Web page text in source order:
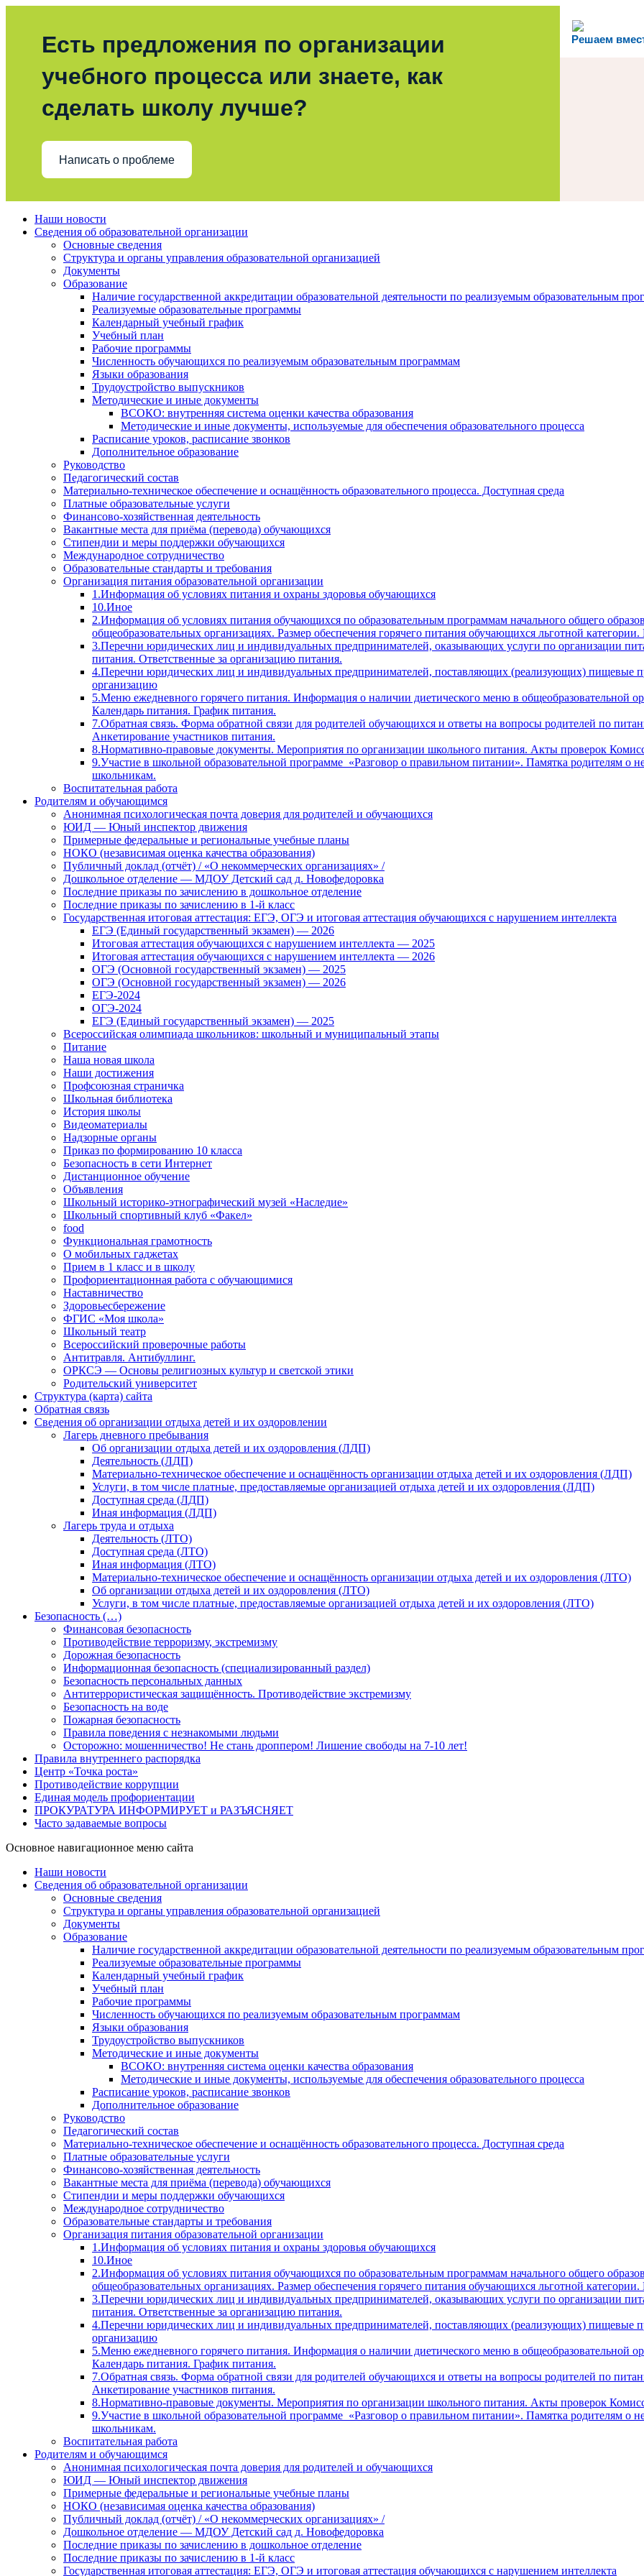
Решаем
Есть предложения по организации
учебного процесса или знаете, как
сделать школу лучше?
Написать о проблеме
Наши новости
Сведения об образовательной организации
Основные сведения
Структура и органы управления образовательной организацией
Документы
Образование
Наличие государственной аккредитации образовательной деятельности по реализуемым образовательным
Реализуемые образовательные программы
Календарный учебный график
Учебный план
Рабочие программы
Численность обучающихся по реализуемым образовательным программам
Языки образования
Трудоустройство выпускников
Методические и иные документы
ВСОКО: внутренняя система оценки качества образования
Методические и иные документы, используемые для обеспечения образовательного процесса
Расписание уроков, расписание звонков
Дополнительное образование
Руководство
Педагогический состав
Материально-техническое обеспечение и оснащённость образовательного процесса. Доступная среда
Платные образовательные услуги
Финансово-хозяйственная деятельность
Вакантные места для приёма (перевода) обучающихся
Стипендии и меры поддержки обучающихся
Международное сотрудничество
Образовательные стандарты и требования
Организация питания образовательной организации
1.Информация об условиях питания и охраны здоровья обучающихся
10.Иное
2.Информация об условиях питания обучающихся по образовательным программам начального общего
общеобразовательных организациях. Размер обеспечения горячего питания обучающихся льготной
3.Перечни юридических лиц и индивидуальных предпринимателей, оказывающих услуги по организации
питания. Ответственные за организацию питания.
4.Перечни юридических лиц и индивидуальных предпринимателей, поставляющих (реализующих) пищевые
организацию
5.Меню ежедневного горячего питания. Информация о наличии диетического меню в общеобразовательной
Календарь питания. График питания.
7.Обратная связь. Форма обратной связи для родителей обучающихся и ответы на вопросы родителей по
Анкетирование участников питания.
8.Нормативно-правовые документы. Мероприятия по организации школьного питания. Акты проверок
9.Участие в школьной образовательной программе «Разговор о правильном питании». Памятка родителям о
школьникам.
Воспитательная работа
Родителям и обучающимся
Анонимная психологическая почта доверия для родителей и обучающихся
ЮИД — Юный инспектор движения
Примерные федеральные и региональные учебные планы
НОКО (независимая оценка качества образования)
Публичный доклад (отчёт) / «О некоммерческих организациях» /
Дошкольное отделение — МДОУ Детский сад д. Новофедоровка
Последние приказы по зачислению в дошкольное отделение
Последние приказы по зачислению в 1-й класс
Государственная итоговая аттестация: ЕГЭ, ОГЭ и итоговая аттестация обучающихся с нарушением интеллекта
ЕГЭ (Единый государственный экзамен) — 2026
Итоговая аттестация обучающихся с нарушением интеллекта — 2025
Итоговая аттестация обучающихся с нарушением интеллекта — 2026
ОГЭ (Основной государственный экзамен) — 2025
ОГЭ (Основной государственный экзамен) — 2026
ЕГЭ-2024
ОГЭ-2024
ЕГЭ (Единый государственный экзамен) — 2025
Всероссийская олимпиада школьников: школьный и муниципальный этапы
Питание
Наша новая школа
Наши достижения
Профсоюзная страничка
Школьная библиотека
История школы
Видеоматериалы
Надзорные органы
Приказ по формированию 10 класса
Безопасность в сети Интернет
Дистанционное обучение
Объявления
Школьный историко-этнографический музей «Наследие»
Школьный спортивный клуб «Факел»
food
Функциональная грамотность
О мобильных гаджетах
Прием в 1 класс и в школу
Профориентационная работа с обучающимися
Наставничество
Здоровьесбережение
ФГИС «Моя школа»
Школьный театр
Всероссийский проверочные работы
Антитравля. Антибуллинг.
ОРКСЭ — Основы религиозных культур и светской этики
Родительский университет
Структура (карта) сайта
Обратная связь
Сведения об организации отдыха детей и их оздоровлении
Лагерь дневного пребывания
Об организации отдыха детей и их оздоровления (ЛДП)
Деятельность (ЛДП)
Материально-техническое обеспечение и оснащённость организации отдыха детей и их оздоровления (ЛДП)
Услуги, в том числе платные, предоставляемые организацией отдыха детей и их оздоровления (ЛДП)
Доступная среда (ЛДП)
Иная информация (ЛДП)
Лагерь труда и отдыха
Деятельность (ЛТО)
Доступная среда (ЛТО)
Иная информация (ЛТО)
Материально-техническое обеспечение и оснащённость организации отдыха детей и их оздоровления (ЛТО)
Об организации отдыха детей и их оздоровления (ЛТО)
Услуги, в том числе платные, предоставляемые организацией отдыха детей и их оздоровления (ЛТО)
Безопасность (…)
Финансовая безопасность
Противодействие терроризму, экстремизму
Дорожная безопасность
Информационная безопасность (специализированный раздел)
Безопасность персональных данных
Антитеррористическая защищённость. Противодействие экстремизму
Безопасность на воде
Пожарная безопасность
Правила поведения с незнакомыми людьми
Осторожно: мошенничество! Не стань дроппером! Лишение свободы на 7-10 лет!
Правила внутреннего распорядка
Центр «Точка роста»
Противодействие коррупции
Единая модель профориентации
ПРОКУРАТУРА ИНФОРМИРУЕТ и РАЗЪЯСНЯЕТ
Часто задаваемые вопросы
Основное навигационное меню сайта
Наши новости
Сведения об образовательной организации
Основные сведения
Структура и органы управления образовательной организацией
Документы
Образование
Наличие государственной аккредитации образовательной деятельности по реализуемым образовательным
Реализуемые образовательные программы
Календарный учебный график
Учебный план
Рабочие программы
Численность обучающихся по реализуемым образовательным программам
Языки образования
Трудоустройство выпускников
Методические и иные документы
ВСОКО: внутренняя система оценки качества образования
Методические и иные документы, используемые для обеспечения образовательного процесса
Расписание уроков, расписание звонков
Дополнительное образование
Руководство
Педагогический состав
Материально-техническое обеспечение и оснащённость образовательного процесса. Доступная среда
Платные образовательные услуги
Финансово-хозяйственная деятельность
Вакантные места для приёма (перевода) обучающихся
Стипендии и меры поддержки обучающихся
Международное сотрудничество
Образовательные стандарты и требования
Организация питания образовательной организации
1.Информация об условиях питания и охраны здоровья обучающихся
10.Иное
2.Информация об условиях питания обучающихся по образовательным программам начального общего
общеобразовательных организациях. Размер обеспечения горячего питания обучающихся льготной
3.Перечни юридических лиц и индивидуальных предпринимателей, оказывающих услуги по организации
питания. Ответственные за организацию питания.
4.Перечни юридических лиц и индивидуальных предпринимателей, поставляющих (реализующих) пищевые
организацию
5.Меню ежедневного горячего питания. Информация о наличии диетического меню в общеобразовательной
Календарь питания. График питания.
7.Обратная связь. Форма обратной связи для родителей обучающихся и ответы на вопросы родителей по
Анкетирование участников питания.
8.Нормативно-правовые документы. Мероприятия по организации школьного питания. Акты проверок
9.Участие в школьной образовательной программе «Разговор о правильном питании». Памятка родителям о
школьникам.
Воспитательная работа
Родителям и обучающимся
Анонимная психологическая почта доверия для родителей и обучающихся
ЮИД — Юный инспектор движения
Примерные федеральные и региональные учебные планы
НОКО (независимая оценка качества образования)
Публичный доклад (отчёт) / «О некоммерческих организациях» /
Дошкольное отделение — МДОУ Детский сад д. Новофедоровка
Последние приказы по зачислению в дошкольное отделение
Последние приказы по зачислению в 1-й класс
Государственная итоговая аттестация: ЕГЭ, ОГЭ и итоговая аттестация обучающихся с нарушением интеллекта